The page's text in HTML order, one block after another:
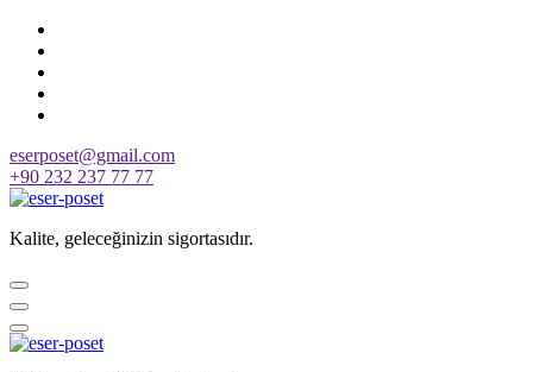
Skip
content
eserposet@gmail.com
+90 232 237 77 77
Kalite, geleceğinizin sigortasıdır.